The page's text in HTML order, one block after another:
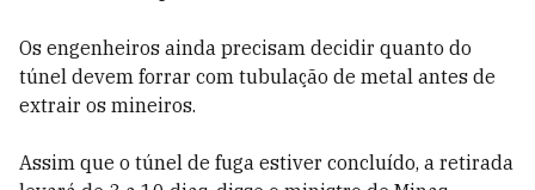
Os engenheiros ainda precisam decidir quanto do
túnel devem forrar com tubulação de metal antes de
extrair os mineiros.
Assim que o túnel de fuga estiver concluído, a retirada